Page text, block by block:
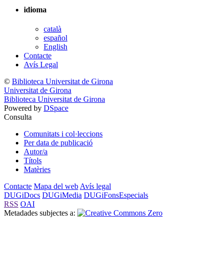
idioma
català
español
English
Contacte
Avís Legal
© Biblioteca Universitat de Girona
Universitat de Girona
Biblioteca Universitat de Girona
Powered by DSpace
Consulta
Comunitats i col·leccions
Per data de publicació
Autor/a
Títols
Matèries
Contacte Mapa del web Avís legal
DUGiDocs DUGiMedia DUGiFonsEspecials
RSS OAI
Metadades subjectes a: